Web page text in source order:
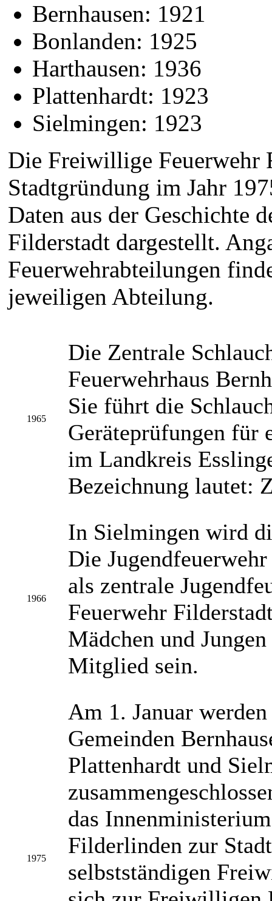
Bernhausen: 1921
Bonlanden: 1925
Harthausen: 1936
Plattenhardt: 1923
Sielmingen: 1923
Die Freiwillige Feuerwehr
Stadtgründung im Jahr
Daten aus der Geschichte
Filderstadt dargestellt.
Feuerwehrabteilungen
jeweiligen Abteilung.
1965
Die Zentrale
Feuerwehrhaus
Sie führt die
Geräteprüfungen für
im Landkreis
Bezeichnung lautet:
1966
In Sielmingen wird
Die
als zentrale
Feuerwehr
Mädchen und
Mitglied sein.
1975
Am 1. Januar
Gemeinden
Plattenhardt und
das
Filderlinden zur
selbstständigen